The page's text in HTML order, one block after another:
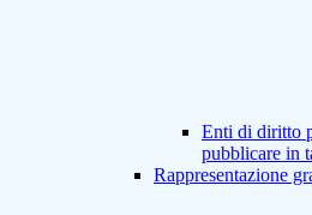
Enti di diritto
pubblicare in
Rappresentazione